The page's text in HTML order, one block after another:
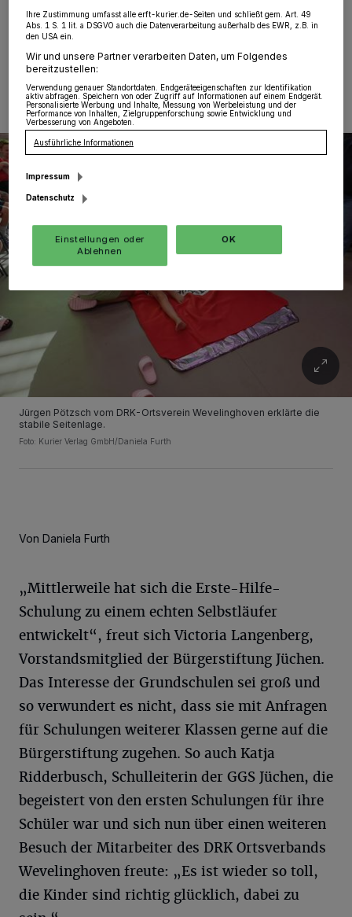
08.07.2026 , 08:00 Uhr 2 Minuten Lesezeit
Jürgen Pötzsch vom DRK-Ortsverein Wevelinghoven erklärte die
stabile Seitenlage.
Foto: Kurier Verlag GmbH/Daniela Furth
Von Daniela Furth
„Mittlerweile hat sich die Erste-Hilfe-
Schulung zu einem echten Selbstläufer
entwickelt“, freut sich Victoria Langenberg,
Vorstandsmitglied der Bürgerstiftung Jüchen.
Das Interesse der Grundschulen sei groß und
so verwundert es nicht, dass sie mit Anfragen
für Schulungen weiterer Klassen gerne auf die
Bürgerstiftung zugehen. So auch Katja
Ridderbusch, Schulleiterin der GGS Jüchen, die
begeistert von den ersten Schulungen für ihre
Schüler war und sich nun über einen weiteren
Besuch der Mitarbeiter des DRK Ortsverbands
Wevelinghoven freute: „Es ist wieder so toll,
die Kinder sind richtig glücklich, dabei zu
Ihre Zustimmung umfasst alle erft-kurier.de-Seiten und schließt gem. Art. 49
Abs. 1 S. 1 lit. a DSGVO auch die Datenverarbeitung außerhalb des EWR, z.B. in
den USA ein.
Wir und unsere Partner verarbeiten Daten, um Folgendes
bereitzustellen:
Verwendung genauer Standortdaten. Endgeräteeigenschaften zur Identifikation
aktiv abfragen. Speichern von oder Zugriff auf Informationen auf einem Endgerät.
Personalisierte Werbung und Inhalte, Messung von Werbeleistung und der
Performance von Inhalten, Zielgruppenforschung sowie Entwicklung und
Verbesserung von Angeboten.
Ausführliche Informationen
Impressum
Datenschutz
Einstellungen oder
Ablehnen
OK